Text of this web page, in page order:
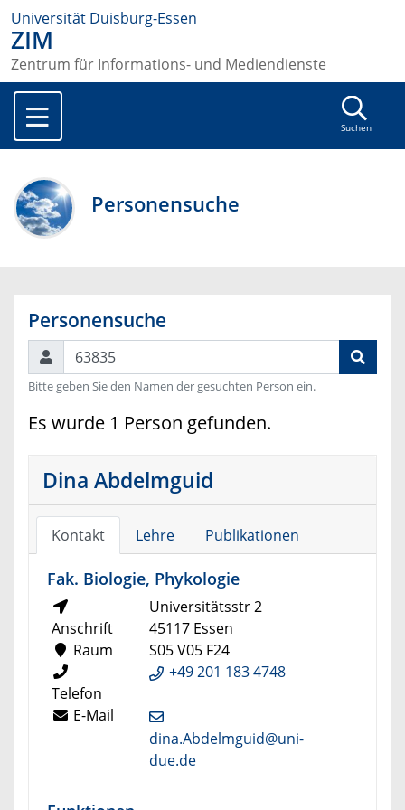
Universität Duisburg-Essen
ZIM
Zentrum für Informations- und Mediendienste
Suchen
Personensuche
Personensuche
Suchen
Bitte geben Sie den Namen der gesuchten Person ein.
Es wurde 1 Person gefunden.
Dina Abdelmguid
Kontakt Lehre Publikationen
Fak. Biologie, Phykologie
Anschrift
Universitätsstr 2
45117 Essen
Raum
S05 V05 F24
Telefon
+49 201 183 4748
E-Mail
dina.Abdelmguid@uni-
due.de